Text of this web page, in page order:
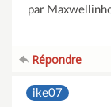
par
Répondre
ike07